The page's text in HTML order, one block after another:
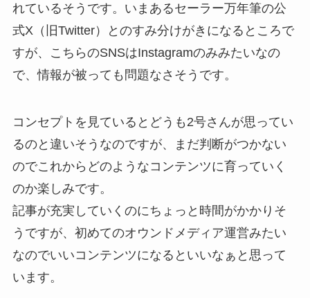
れているそうです。いまあるセーラー万年筆の公
式X（旧Twitter）とのすみ分けがきになるところで
すが、こちらのSNSはInstagramのみみたいなの
で、情報が被っても問題なさそうです。
コンセプトを見ているとどうも2号さんが思ってい
るのと違いそうなのですが、まだ判断がつかない
のでこれからどのようなコンテンツに育っていく
のか楽しみです。
記事が充実していくのにちょっと時間がかかりそ
うですが、初めてのオウンドメディア運営みたい
なのでいいコンテンツになるといいなぁと思って
います。